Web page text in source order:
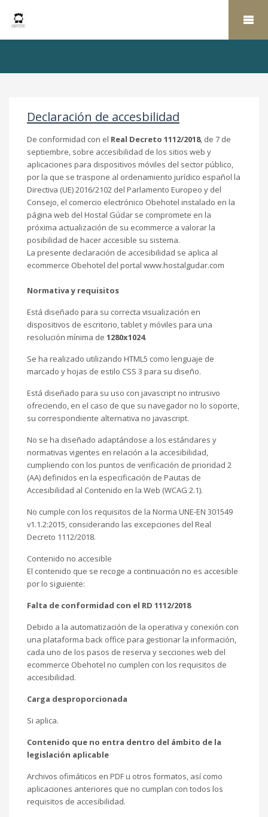
Declaración de accesbilidad
De conformidad con el Real Decreto 1112/2018, de 7 de
septiembre, sobre accesibilidad de los sitios web y
aplicaciones para dispositivos móviles del sector público,
por la que se traspone al ordenamiento jurídico español la
Directiva (UE) 2016/2102 del Parlamento Europeo y del
Consejo, el comercio electrónico Obehotel instalado en la
página web del Hostal Gúdar se compromete en la
próxima actualización de su ecommerce a valorar la
posibilidad de hacer accesible su sistema.
La presente declaración de accesibilidad se aplica al
ecommerce Obehotel del portal www.hostalgudar.com
Normativa y requisitos
Está diseñado para su correcta visualización en
dispositivos de escritorio, tablet y móviles para una
resolución mínima de 1280x1024.
Se ha realizado utilizando HTML5 como lenguaje de
marcado y hojas de estilo CSS 3 para su diseño.
Está diseñado para su uso con javascript no intrusivo
ofreciendo, en el caso de que su navegador no lo soporte,
su correspondiente alternativa no javascript.
No se ha diseñado adaptándose a los estándares y
normativas vigentes en relación a la accesibilidad,
cumpliendo con los puntos de verificación de prioridad 2
(AA) definidos en la especificación de Pautas de
Accesibilidad al Contenido en la Web (WCAG 2.1).
No cumple con los requisitos de la Norma UNE-EN 301549
v1.1.2:2015, considerando las excepciones del Real
Decreto 1112/2018.
Contenido no accesible
El contenido que se recoge a continuación no es accesible
por lo siguiente:
Falta de conformidad con el RD 1112/2018
Debido a la automatización de la operativa y conexión con
una plataforma back office para gestionar la información,
cada uno de los pasos de reserva y secciones web del
ecommerce Obehotel no cumplen con los requisitos de
accesibilidad.
Carga desproporcionada
Si aplica.
Contenido que no entra dentro del ámbito de la
legislación aplicable
Archivos ofimáticos en PDF u otros formatos, así como
aplicaciones anteriores que no cumplan con todos los
requisitos de accesibilidad.